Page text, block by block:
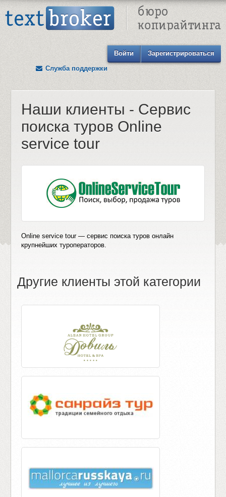
Войти
Зарегистрироваться
Служба поддержки
Наши клиенты - Сервис
поиска туров Online
service tour
Online service tour — сервис поиска туров онлайн
крупнейших туроператоров.
Другие клиенты этой категории